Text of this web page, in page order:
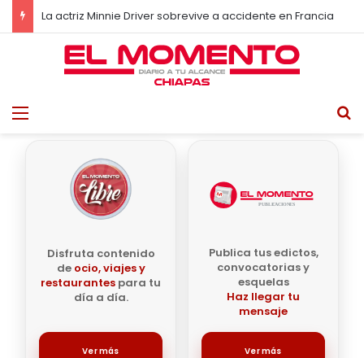
La actriz Minnie Driver sobrevive a accidente en Francia
Menu
Disfruta contenido
de ocio, viajes y
restaurantes para tu
día a día.
Ver más
Publica tus edictos,
convocatorias y
esquelas
Haz llegar tu
mensaje
Ver más